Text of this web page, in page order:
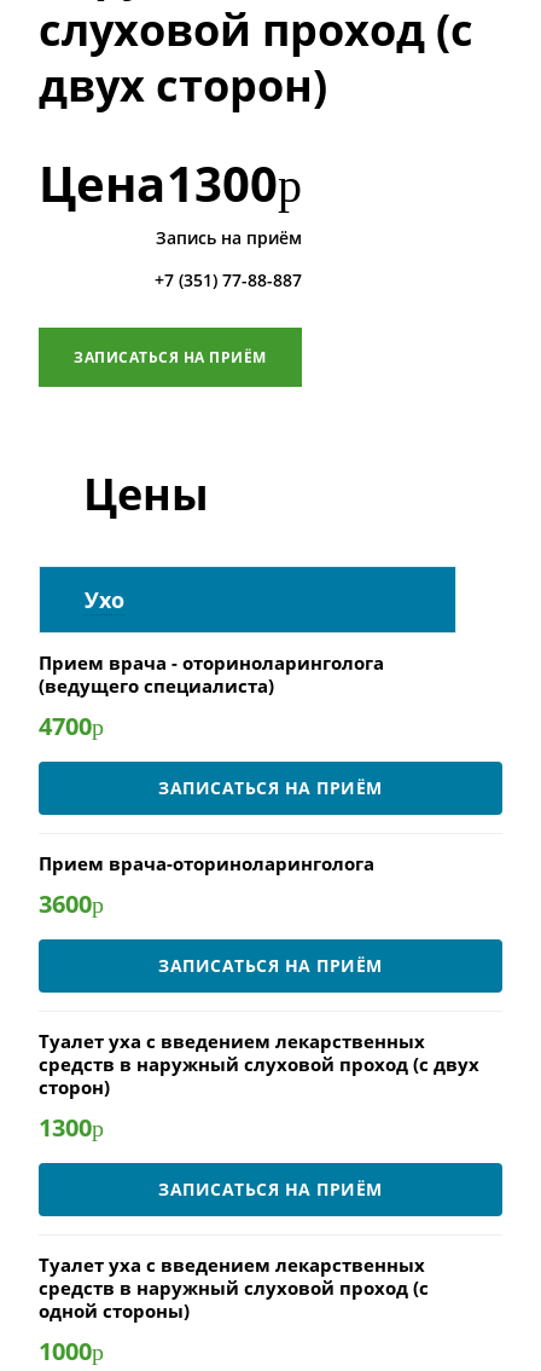
слуховой проход (с
двух сторон)
Цена1300р
Запись на приём
+7 (351) 77-88-887
ЗАПИСАТЬСЯ НА ПРИЁМ
Цены
Ухо
Прием врача - оториноларинголога
(ведущего специалиста)
4700р
ЗАПИСАТЬСЯ НА ПРИЁМ
Прием врача-оториноларинголога
3600р
ЗАПИСАТЬСЯ НА ПРИЁМ
Туалет уха с введением лекарственных
средств в наружный слуховой проход (с двух
сторон)
1300р
ЗАПИСАТЬСЯ НА ПРИЁМ
Туалет уха с введением лекарственных
средств в наружный слуховой проход (с
одной стороны)
1000р